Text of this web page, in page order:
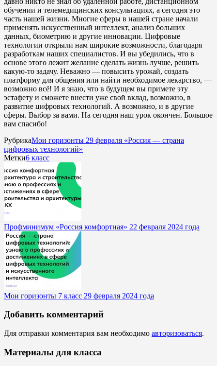
обучении и телемедицинских консультациях, а сегодня это
часть нашей жизни. Многие сферы в нашей стране начали
применять искусственный интеллект, анализ больших
данных, биометрию и другие инновации. Цифровые
технологии открыли нам широкие возможности, благодаря
разработкам наших специалистов. И вы убедились, что в
основе этого лежит желание сделать жизнь лучше, решить
какую-то задачу. Неважно — повысить урожай, создать
платформу для общения или найти необходимое лекарство, —
возможно всё! И я знаю, что в будущем вы примете эту
эстафету и сможете внести уже свой вклад, возможно, в
развитие цифровых технологий. А возможно, и в другие
сферы. Выбор за вами. На сегодня наш урок окончен. Большое
вам спасибо!
РубрикаМои горизонты 29 февраля «Россия — страна
цифровых технологий»
Метки6 класс
Профминимум «Россия комфортная» 22 февраля 2024 года
Мои горизонты 7 класс 29 февраля 2024 года
Добавить комментарий
Для отправки комментария вам необходимо авторизоваться.
Материалы для класса